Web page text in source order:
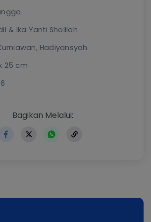
& Ika Yanti Sholilah
Hadiyansyah
25 cm
https://
Bagikan Melalui: